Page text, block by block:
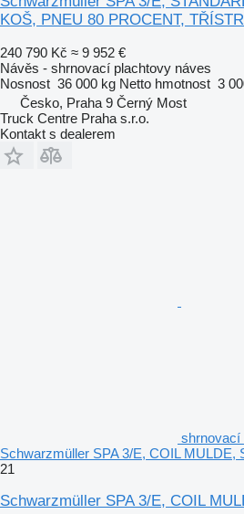
KOŠ, PNEU 80 PROCENT, TŘÍSTR
240 790 Kč ≈ 9 952 €
Návěs - shrnovací plachtovy náves
Nosnost 36 000 kg Netto hmotnost 3
Česko, Praha 9 Černý Most
Truck Centre Praha s.r.o.
Kontakt s dealerem
shrnovací
Schwarzmüller SPA 3/E, COIL MULDE,
21
Schwarzmüller SPA 3/E, COIL